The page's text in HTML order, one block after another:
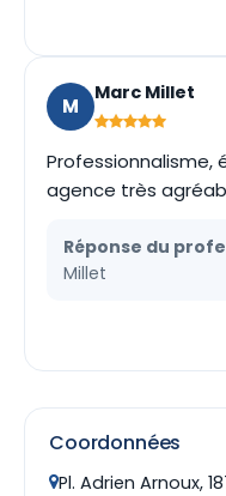
M
Marc Millet
Professionnalisme,
agence très
Réponse du
Millet
Coordonnées
Pl. Adrien Arnoux,